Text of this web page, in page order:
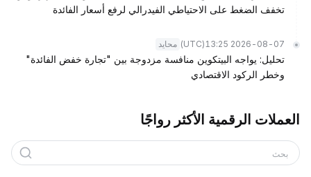
تخفف الضغط على الاحتياطي الفيدرالي لرفع أسعار الفائدة
2026-08-07 13:25
(UTC) محايد
تحليل: يواجه البيتكوين منافسة مزدوجة بين "تجارة خفض الفائدة"
وخطر الركود الاقتصادي
العملات الرقمية الأكثر رواجًا
بحث